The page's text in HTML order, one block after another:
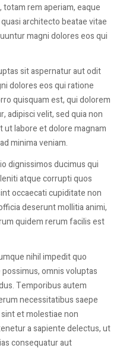
rem aperiam, eaque
architecto beatae vitae
magni dolores eos qui
sit aspernatur aut odit
dolores eos qui ratione
quisquam est, qui dolorem
adipisci velit, sed quia non
labore et dolore magnam
minima veniam.
dignissimos ducimus qui
atque corrupti quos
occaecati cupiditate non
deserunt mollitia animi,
quidem rerum facilis est
nihil impedit quo
omnis voluptas
Temporibus autem
necessitatibus saepe
et molestiae non
a sapiente delectus, ut
consequatur aut